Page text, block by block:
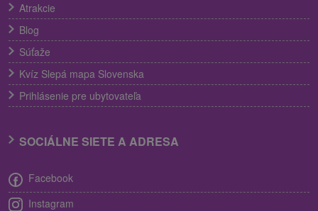
Atrakcie
Blog
Súťaže
Kvíz Slepá mapa Slovenska
Prihlásenie pre ubytovateľa
SOCIÁLNE SIETE A ADRESA
Facebook
Instagram